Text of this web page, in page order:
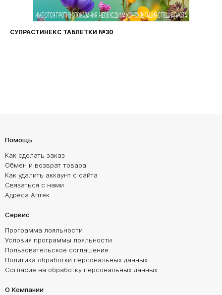
СУПРАСТИНЕКС ТАБЛЕТКИ №30
Помощь
Как сделать заказ
Обмен и возврат товара
Как удалить аккаунт с сайта
Связаться с нами
Адреса Аптек
Сервис
Программа лояльности
Условия программы лояльности
Пользовательское соглашение
Политика обработки персональных данных
Согласие на обработку персональных данных
О Компании